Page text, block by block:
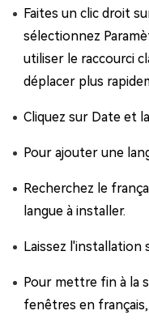
Faites un clic droit
sélectionnez
utiliser le raccourci
déplacer plus
Cliquez sur Date et
Pour ajouter une
Recherchez le
langue à installer.
Laissez l'installation
Pour mettre fin à la
fenêtres en